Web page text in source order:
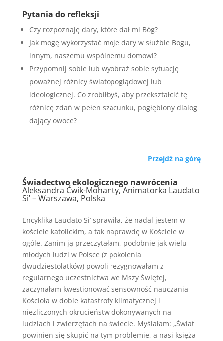
Pytania do refleksji
Czy rozpoznaję dary, które dał mi Bóg?
Jak mogę wykorzystać moje dary w służbie Bogu,
innym, naszemu wspólnemu domowi?
Przypomnij sobie lub wyobraź sobie sytuację
poważnej różnicy światopoglądowej lub
ideologicznej. Co zrobiłbyś, aby przekształcić tę
różnicę zdań w pełen szacunku, pogłębiony dialog
dający owoce?
Przejdź na górę
Świadectwo ekologicznego nawrócenia
Aleksandra Ćwik-Mohanty, Animatorka Laudato
Si’ – Warszawa, Polska
Encyklika Laudato Si’ sprawiła, że nadal jestem w
kościele katolickim, a tak naprawdę w Kościele w
ogóle. Zanim ją przeczytałam, podobnie jak wielu
młodych ludzi w Polsce (z pokolenia
dwudziestolatków) powoli rezygnowałam z
regularnego uczestnictwa we Mszy Świętej,
zaczynałam kwestionować sensowność nauczania
Kościoła w dobie katastrofy klimatycznej i
niezliczonych okrucieństw dokonywanych na
ludziach i zwierzętach na świecie. Myślałam: „Świat
powinien się skupić na tym problemie, a nasi księża